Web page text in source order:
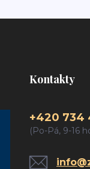
Kontakty
+420 734
(Po-Pá, 9-16